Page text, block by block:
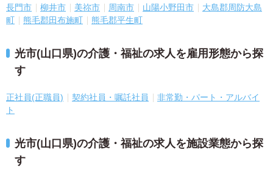
長門市
柳井市 美祢市 周南市 山陽小野田市
大島郡周防大島
町
熊毛郡田布施町 熊毛郡平生町
光市(山口県)の介護・福祉の求人を雇用形態から探
す
正社員(正職員) 契約社員・嘱託社員
非常勤・パート・アルバイ
ト
光市(山口県)の介護・福祉の求人を施設業態から探
す